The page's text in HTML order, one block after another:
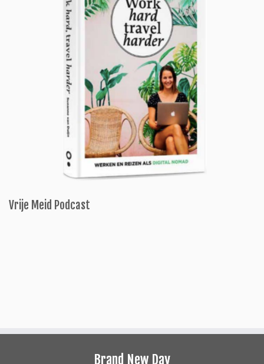
Vrije Meid Podcast
Brand New Day